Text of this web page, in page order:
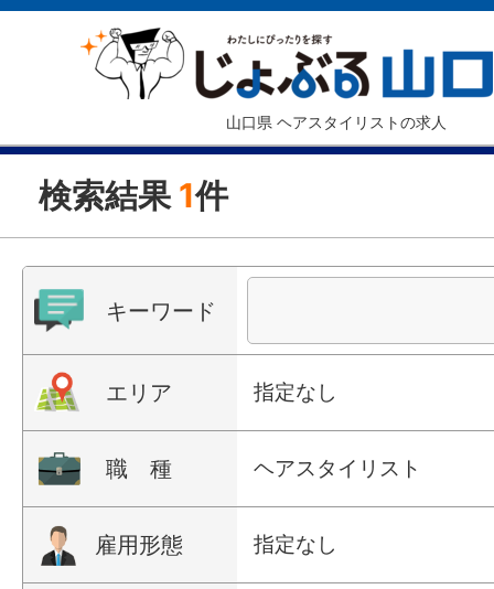
山口県 ヘアスタイリストの求人
検索結果 1件
キーワード
エリア 指定なし
職 種 ヘアスタイリスト
雇用形態 指定なし